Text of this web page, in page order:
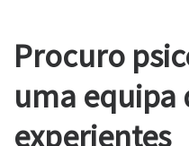
Procuro
uma equipa
experientes